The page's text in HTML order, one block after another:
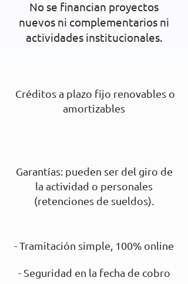
No se financian proyectos
nuevos ni complementarios ni
actividades institucionales.
Créditos a plazo fijo renovables o
amortizables
Garantías: pueden ser del giro de
la actividad o personales
(retenciones de sueldos).
- Tramitación simple, 100% online
- Seguridad en la fecha de cobro